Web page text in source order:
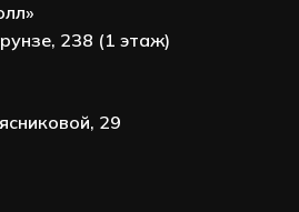
238 (1 этаж)
29